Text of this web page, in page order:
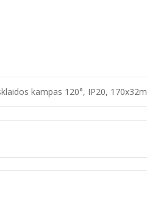
kampas 120°, IP20,